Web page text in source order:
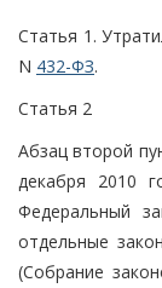
Статья 1.
N 432-ФЗ.
Статья 2
Абзац второй
декабря 2010
Федеральный
отдельные
(Собрание